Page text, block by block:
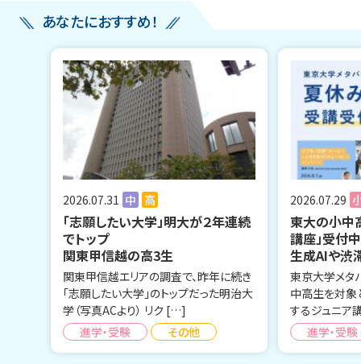
あなたにおすすめ！
2026.07.31 中 高
「志願したい大学」明大が２年連続
でトップ
関東甲信越の高3生
関東甲信越エリアの調査で、昨年に続き
「志願したい大学」のトップだった明治大
学（写真ACより） リク […]
進学・受験
その他
2026.07.29
東大の小中
講座」受付中
生成AIや渋
東京大学メタ
中高生を対象
するジュニ
進学・受験